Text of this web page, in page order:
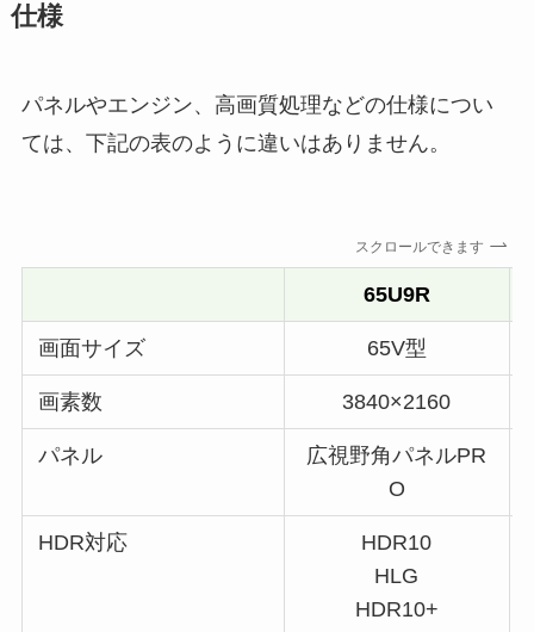
仕様
パネルやエンジン、高画質処理などの仕様につい
ては、下記の表のように違いはありません。
スクロールできます
65U9R
画面サイズ 65V型
画素数 3840×2160
パネル
広視野角パネルPR
O
HDR対応
HDR10
HLG
HDR10+